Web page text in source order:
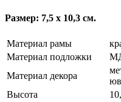
Размер: 7,5 х 10,3 см.
Материал рамы
Материал подложки
Материал декора
Высота